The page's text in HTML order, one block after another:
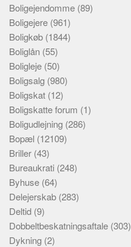
Boligejendomme (89)
Boligejere (961)
Boligkøb (1844)
Boliglån (55)
Boligleje (50)
Boligsalg (980)
Boligskat (12)
Boligskatte forum (1)
Boligudlejning (286)
Bopæl (12109)
Briller (43)
Bureaukrati (248)
Byhuse (64)
Delejerskab (283)
Deltid (9)
Dobbeltbeskatningsaftale (303)
Dykning (2)